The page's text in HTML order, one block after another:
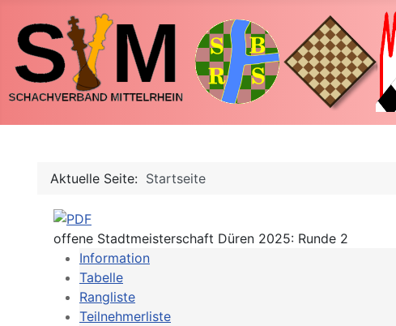
Aktuelle Seite: Startseite
offene Stadtmeisterschaft Düren 2025: Runde 2
Information
Tabelle
Rangliste
Teilnehmerliste